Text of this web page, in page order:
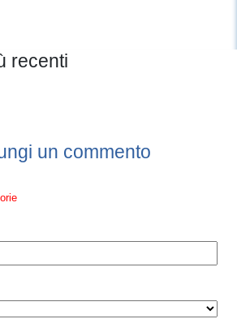
recenti
un commento